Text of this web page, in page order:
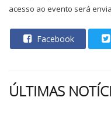
acesso ao evento será
Facebook
ÚLTIMAS